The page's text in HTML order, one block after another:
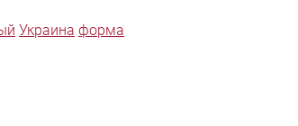
Украина форма